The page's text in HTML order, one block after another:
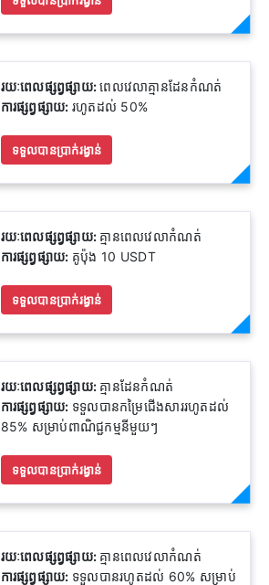
រយៈពេលផ្សព្វផ្សាយ:ពេលវេលាគ្មានដែនកំណត់
ការផ្សព្វផ្សាយ: រហូតដល់ 50%
ទទួលបានប្រាក់រង្វាន់
រយៈពេលផ្សព្វផ្សាយ: គ្មានពេលវេលាកំណត់
ការផ្សព្វផ្សាយ: គូប៉ុង 10 USDT
ទទួលបានប្រាក់រង្វាន់
រយៈពេលផ្សព្វផ្សាយ: គ្មានដែនកំណត់
ការផ្សព្វផ្សាយ: ទទួលបានកម្រៃជើងសាររហូតដល់
85% សម្រាប់ពាណិជ្ជកម្មនីមួយៗ
ទទួលបានប្រាក់រង្វាន់
រយៈពេលផ្សព្វផ្សាយ: គ្មានពេលវេលាកំណត់
ការផ្សព្វផ្សាយ: ទទួលបានរហូតដល់ 60% សម្រាប់